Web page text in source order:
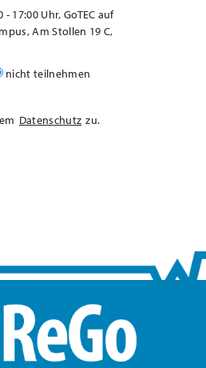
- 17:00 Uhr, GoTEC auf
Am Stollen 19 C,
nicht teilnehmen
Datenschutz zu.